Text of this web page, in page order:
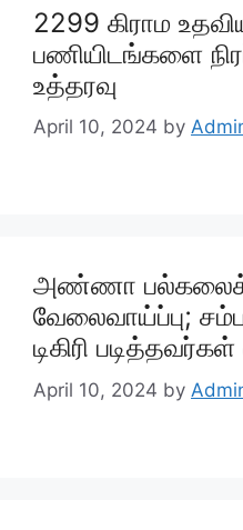
2299 கிராம
பணியிடங்களை
உத்தரவு
April 10, 2024 by
அண்ணா
வேலைவாய்ப்பு;
டிகிரி
April 10, 2024 by